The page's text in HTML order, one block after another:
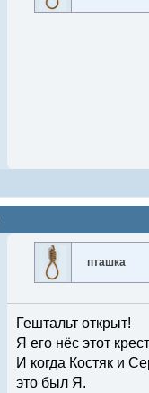
пташка
Гештальт открыт!
Я его нёс этот
И когда Костяк и
это был Я.